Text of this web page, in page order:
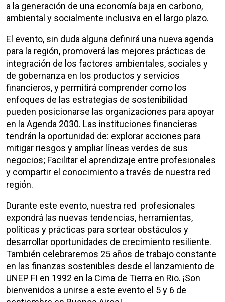
a la generación de una economía baja en carbono,
ambiental y socialmente inclusiva en el largo plazo.
El evento, sin duda alguna definirá una nueva agenda
para la región, promoverá las mejores prácticas de
integración de los factores ambientales, sociales y
de gobernanza en los productos y servicios
financieros, y permitirá comprender como los
enfoques de las estrategias de sostenibilidad
pueden posicionarse las organizaciones para apoyar
en la Agenda 2030. Las instituciones financieras
tendrán la oportunidad de: explorar acciones para
mitigar riesgos y ampliar líneas verdes de sus
negocios; Facilitar el aprendizaje entre profesionales
y compartir el conocimiento a través de nuestra red
región.
Durante este evento, nuestra red profesionales
expondrá las nuevas tendencias, herramientas,
políticas y prácticas para sortear obstáculos y
desarrollar oportunidades de crecimiento resiliente.
También celebraremos 25 años de trabajo constante
en las finanzas sostenibles desde el lanzamiento de
UNEP FI en 1992 en la Cima de Tierra en Rio. ¡Son
bienvenidos a unirse a este evento el 5 y 6 de